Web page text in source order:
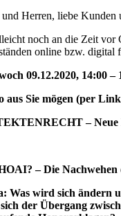
Herren, liebe Kunden
noch an die Zeit
online bzw.
09.12.2020, 14:00 –
aus Sie mögen (per
– Neue
– Die
Was wird sich ändern
der Übergang